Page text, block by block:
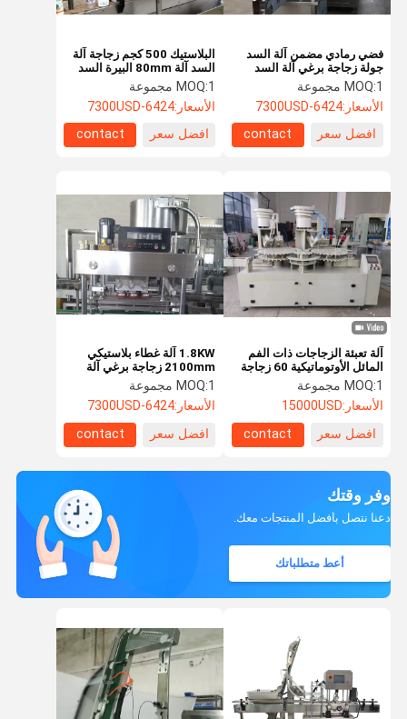
البلاستيك 500 كجم زجاجة آلة
السد آلة 80mm البيرة السد
MOQ:1 مجموعة
الأسعار:6424-7300USD
افضل سعر
contact
فضي رمادي مضمن آلة السد
جولة زجاجة برغي آلة السد
MOQ:1 مجموعة
الأسعار:6424-7300USD
افضل سعر
contact
1.8KW آلة غطاء بلاستيكي
2100mm زجاجة برغي آلة
السد
MOQ:1 مجموعة
الأسعار:6424-7300USD
افضل سعر
contact
آلة تعبئة الزجاجات ذات الفم
المائل الأوتوماتيكية 60 زجاجة
في الدقيقة 380 فولت
MOQ:1 مجموعة
الأسعار:15000USD
افضل سعر
contact
وفر وقتك
دعنا نتصل بأفضل المنتجات معك.
أعط متطلباتك